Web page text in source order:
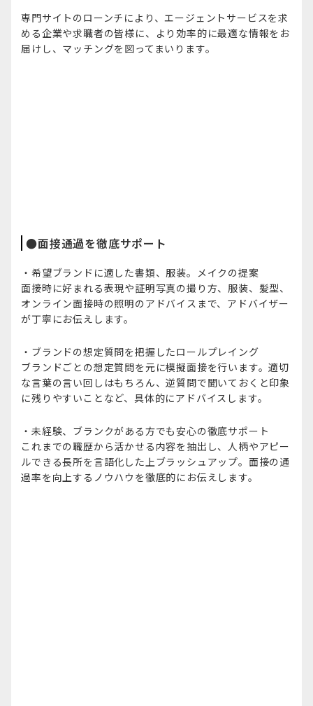
専門サイトのローンチにより、エージェントサービスを求
める企業や求職者の皆様に、より効率的に最適な情報をお
届けし、マッチングを図ってまいります。
●面接通過を徹底サポート
・希望ブランドに適した書類、服装。メイクの提案
面接時に好まれる表現や証明写真の撮り方、服装、髪型、
オンライン面接時の照明のアドバイスまで、アドバイザー
が丁寧にお伝えします。
・ブランドの想定質問を把握したロールプレイング
ブランドごとの想定質問を元に模擬面接を行います。適切
な言葉の言い回しはもちろん、逆質問で聞いておくと印象
に残りやすいことなど、具体的にアドバイスします。
・未経験、ブランクがある方でも安心の徹底サポート
これまでの職歴から活かせる内容を抽出し、人柄やアピー
ルできる長所を言語化した上ブラッシュアップ。面接の通
過率を向上するノウハウを徹底的にお伝えします。